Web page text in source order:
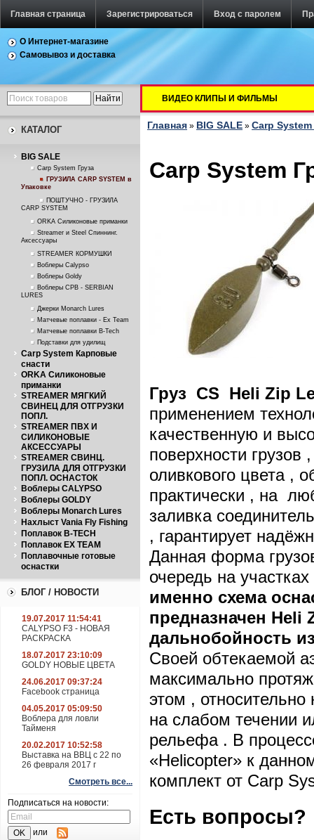
Главная страница Зарегистрироваться Вход с паролем
О Интернет-магазине
Самовывоз и доставка
КАТАЛОГ
BIG SALE
Carp System Груза
ГРУЗИЛА CARP SYSTEM в
Упаковке
ПОШТУЧНО - ГРУЗИЛА
CARP SYSTEM
ORKA Силиконовые приманки
Streamer и Steel Спиннинг.
Аксессуары
STREAMER КОРМУШКИ
Воблеры Calypso
Воблеры Goldy
Воблеры СРВ - SERBIAN
LURES
Джерки Monarch Lures
Матчевые поплавки - Ex Team
Матчевые поплавки B-Tech
Подставки для удилищ
Carp System Карповые
снасти
ORKA Силиконовые
приманки
STREAMER МЯГКИЙ
СВИНЕЦ ДЛЯ ОТГРУЗКИ
ПОПЛ.
STREAMER ПВХ И
СИЛИКОНОВЫЕ
АКСЕССУАРЫ
STREAMER СВИНЦ.
ГРУЗИЛА ДЛЯ ОТГРУЗКИ
ПОПЛ. ОСНАСТОК
Воблеры CALYPSO
Воблеры GOLDY
Воблеры Monarch Lures
Нахлыст Vania Fly Fishing
Поплавок B-TECH
Поплавок EX TEAM
Поплавочные готовые
оснастки
БЛОГ / НОВОСТИ
19.07.2017 11:54:41
CALYPSO F3 - НОВАЯ
РАСКРАСКА
18.07.2017 23:10:09
GOLDY НОВЫЕ ЦВЕТА
24.06.2017 09:37:24
Facebook страница
04.05.2017 05:09:50
Воблера для ловли
Тайменя
20.02.2017 10:52:58
Выставка на ВВЦ с 22 по
26 февраля 2017 г
Смотреть все...
Подписаться на новости:
или
ВИДЕО КЛИПЫ И ФИЛЬМЫ
Главная » BIG SALE » Carp System
Carp System
Груз CS Heli Zip
применением
качественную и
поверхности
оливкового цвета ,
практически , на
заливка
, гарантирует
Данная форма
очередь на
именно схема
предназначен Heli
дальнобойность
Своей обтекаемой
максимально
этом ,
на слабом течении
рельефа . В
«Helicopter» к
комплект от Carp
Есть вопросы?